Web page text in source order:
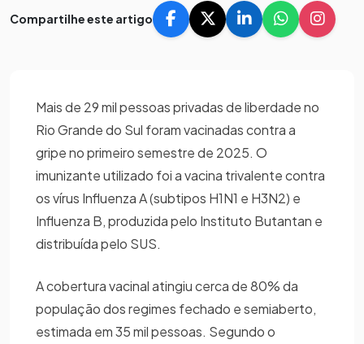
Compartilhe este artigo
Mais de 29 mil pessoas privadas de liberdade no
Rio Grande do Sul foram vacinadas contra a
gripe no primeiro semestre de 2025. O
imunizante utilizado foi a vacina trivalente contra
os vírus Influenza A (subtipos H1N1 e H3N2) e
Influenza B, produzida pelo Instituto Butantan e
distribuída pelo SUS.
A cobertura vacinal atingiu cerca de 80% da
população dos regimes fechado e semiaberto,
estimada em 35 mil pessoas. Segundo o